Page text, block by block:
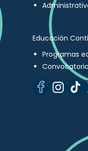
Educación
Programas